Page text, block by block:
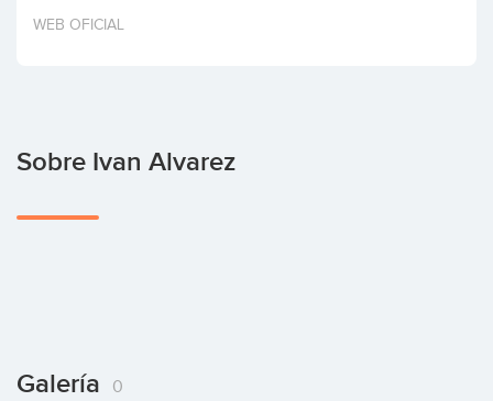
Invertir
WEB OFICIAL
Sobre Ivan Alvarez
Galería 0